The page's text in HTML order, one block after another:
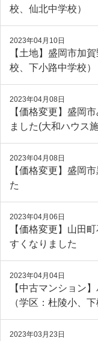
校、仙北中学校）
2023年04月10日
【土地】盛岡市加
校、下小路中学校）
2023年04月08日
【価格変更】盛岡
ました(大和ハウス
2023年04月08日
【価格変更】盛岡
た
2023年04月06日
【価格変更】山田
すくなりました
2023年04月04日
【中古マンション
（学区：杜陵小、下
2023年03月23日